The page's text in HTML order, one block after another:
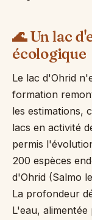
🌊 Un lac
écologique
Le lac d'Ohrid
formation
les estimations,
lacs en activité
permis
200 espèces
d'Ohrid (Salmo
La profondeur
L'eau,